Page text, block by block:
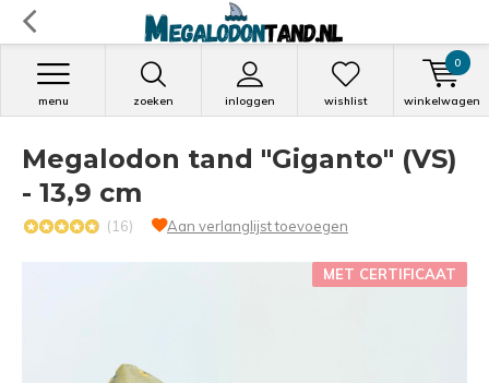
zoeken inloggen
menu wishlist winkelwagen
0
Megalodon tand "Giganto" (VS)
- 13,9 cm
(16) Aan verlanglijst toevoegen
MET CERTIFICAAT